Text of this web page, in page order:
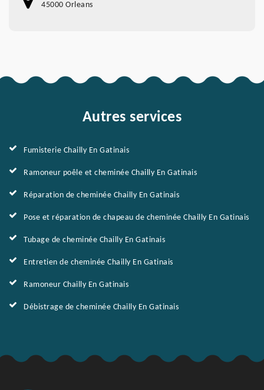
45000 Orleans
Autres services
Fumisterie Chailly En Gatinais
Ramoneur poêle et cheminée Chailly En Gatinais
Réparation de cheminée Chailly En Gatinais
Pose et réparation de chapeau de cheminée Chailly En Gatinais
Tubage de cheminée Chailly En Gatinais
Entretien de cheminée Chailly En Gatinais
Ramoneur Chailly En Gatinais
Débistrage de cheminée Chailly En Gatinais